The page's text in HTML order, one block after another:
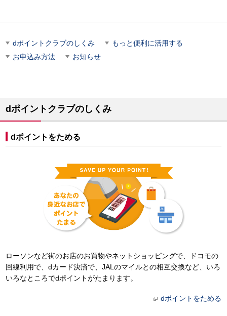
dポイントクラブのしくみ
もっと便利に活用する
お申込み方法
お知らせ
dポイントクラブのしくみ
dポイントをためる
ローソンなど街のお店のお買物やネットショッピングで、ドコモの
回線利用で、dカード決済で、JALのマイルとの相互交換など、いろ
いろなところでdポイントがたまります。
dポイントをためる